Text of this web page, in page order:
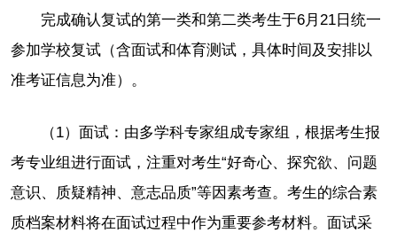
完成确认复试的第一类和第二类考生于6月21日统一
参加学校复试（含面试和体育测试，具体时间及安排以
准考证信息为准）。
（1）面试：由多学科专家组成专家组，根据考生报
考专业组进行面试，注重对考生“好奇心、探究欲、问题
意识、质疑精神、意志品质”等因素考查。考生的综合素
质档案材料将在面试过程中作为重要参考材料。面试采